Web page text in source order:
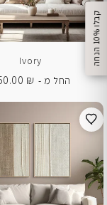
ק
ב
ל
ו
1
0
%
ה
נ
ח
ה
Ivory
החל מ - ₪